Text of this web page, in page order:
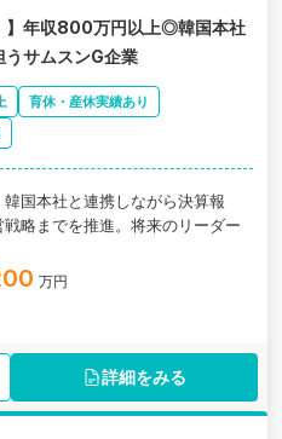
値を高めたい」「成長企業で裁量
にマッチするポジションです。
】年収800万円以上◎韓国本社
サムスンG企業
育休・産休実績あり
国本社と連携しながら決算報
略までを推進。将来のリーダー
万円
詳細をみる